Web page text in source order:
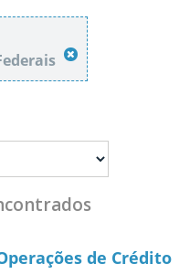
de Crédito